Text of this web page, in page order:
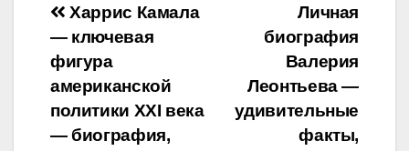
Навигация
по
записям
Личная
биография
Валерия
Леонтьева —
удивительные
факты,
Харрис Камала
— ключевая
фигура
американской
политики XXI века
— биография,